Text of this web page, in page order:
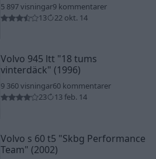
5 897 visningar9 kommentarer
13
22 okt. 14
Volvo 945 ltt "18 tums
vinterdäck" (1996)
9 360 visningar60 kommentarer
23
13 feb. 14
Volvo s 60 t5 "Skbg Performance
Team" (2002)